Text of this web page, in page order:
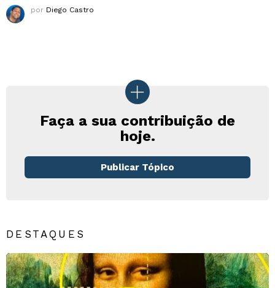
por Diego Castro
Faça a sua contribuição de
hoje.
Publicar Tópico
DESTAQUES